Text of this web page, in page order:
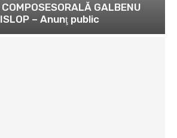
GALBENU
– Anunţ public